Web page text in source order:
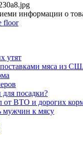
информации о
floor
утят
поставками мяса из
посадки?
от ВТО и дорогих
мужчин к мясу